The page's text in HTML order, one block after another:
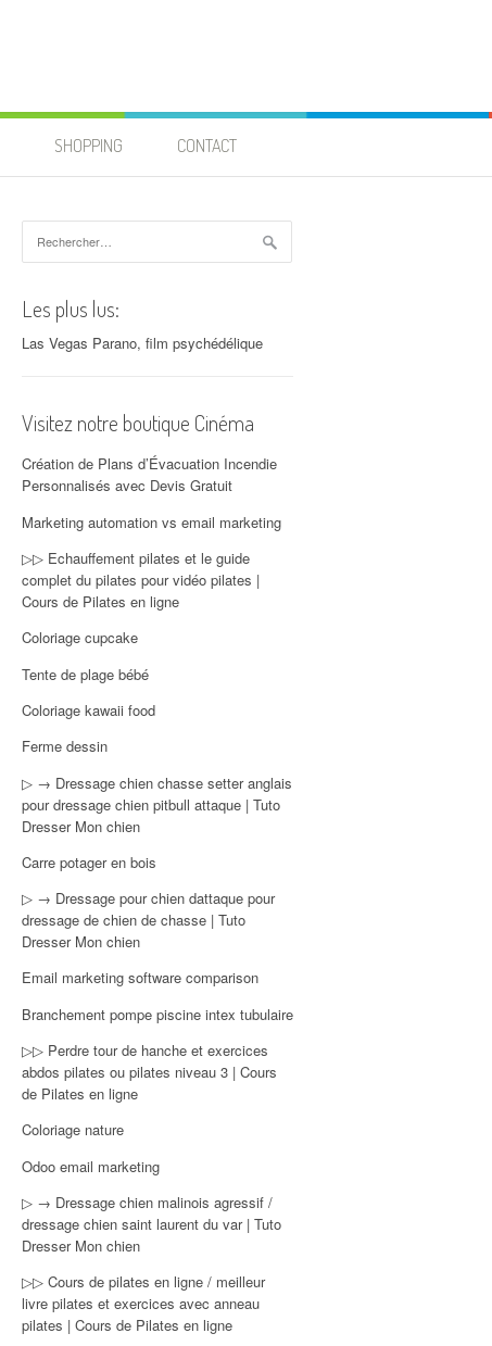
SHOPPING CONTACT
Les plus lus:
Las Vegas Parano, film psychédélique
Visitez notre boutique Cinéma
Création de Plans d’Évacuation Incendie
Personnalisés avec Devis Gratuit
Marketing automation vs email marketing
▷▷ Echauffement pilates et le guide
complet du pilates pour vidéo pilates |
Cours de Pilates en ligne
Coloriage cupcake
Tente de plage bébé
Coloriage kawaii food
Ferme dessin
▷ → Dressage chien chasse setter anglais
pour dressage chien pitbull attaque | Tuto
Dresser Mon chien
Carre potager en bois
▷ → Dressage pour chien dattaque pour
dressage de chien de chasse | Tuto
Dresser Mon chien
Email marketing software comparison
Branchement pompe piscine intex tubulaire
▷▷ Perdre tour de hanche et exercices
abdos pilates ou pilates niveau 3 | Cours
de Pilates en ligne
Coloriage nature
Odoo email marketing
▷ → Dressage chien malinois agressif /
dressage chien saint laurent du var | Tuto
Dresser Mon chien
▷▷ Cours de pilates en ligne / meilleur
livre pilates et exercices avec anneau
pilates | Cours de Pilates en ligne